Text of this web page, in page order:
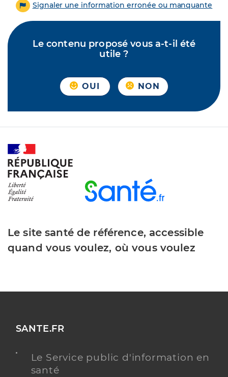
Signaler une information erronée ou manquante
Le contenu proposé vous a-t-il été
utile ?
OUI NON
Le site santé de référence, accessible
quand vous voulez, où vous voulez
SANTE.FR
Le Service public d'information en
santé